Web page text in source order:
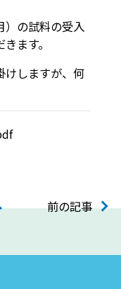
）の試料の受入
ます。
けしますが、何
前の記事